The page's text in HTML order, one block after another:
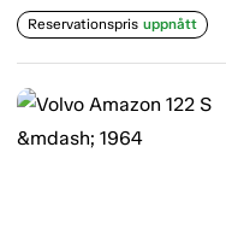
Reservationspris uppnått